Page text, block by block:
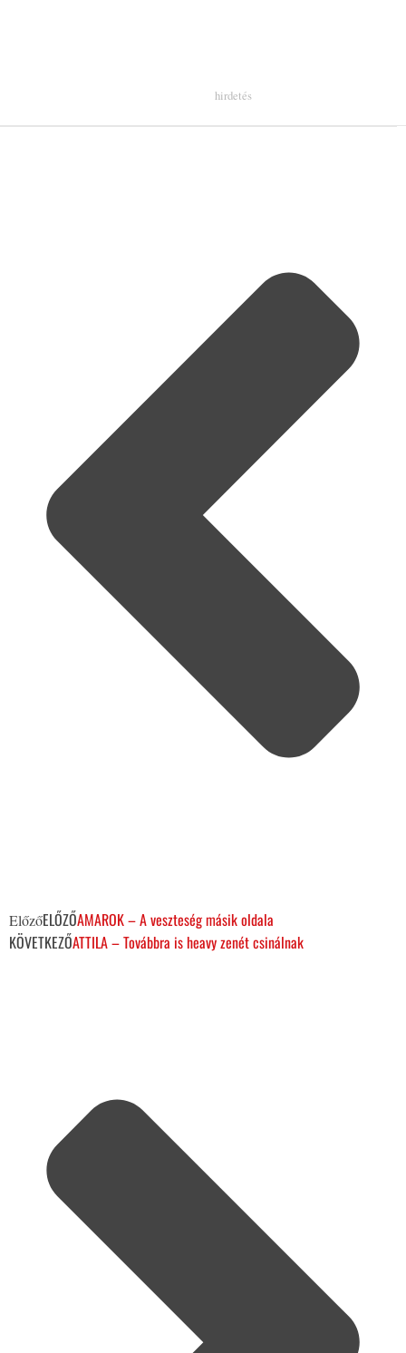
ElőzőELŐZŐAMAROK – A veszteség másik oldala
KÖVETKEZŐATTILA – Továbbra is heavy zenét csinálnak